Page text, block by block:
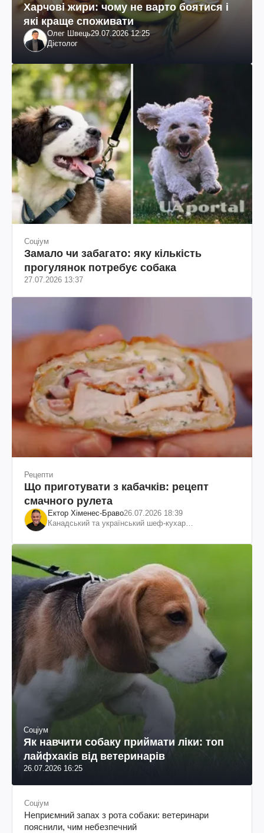
Харчові жири: чому не варто боятися і
які краще споживати
Олег Швець29.07.2026 12:25
Дієтолог
Соціум
Замало чи забагато: яку кількість
прогулянок потребує собака
27.07.2026 13:37
Рецепти
Що приготувати з кабачків: рецепт
смачного рулета
Ектор Хіменес-Браво26.07.2026 18:39
Канадський та український шеф-кухар
Соціум
Як навчити собаку приймати ліки: топ
лайфхаків від ветеринарів
26.07.2026 16:25
Соціум
Неприємний запах з рота собаки: ветеринари
пояснили, чим небезпечний